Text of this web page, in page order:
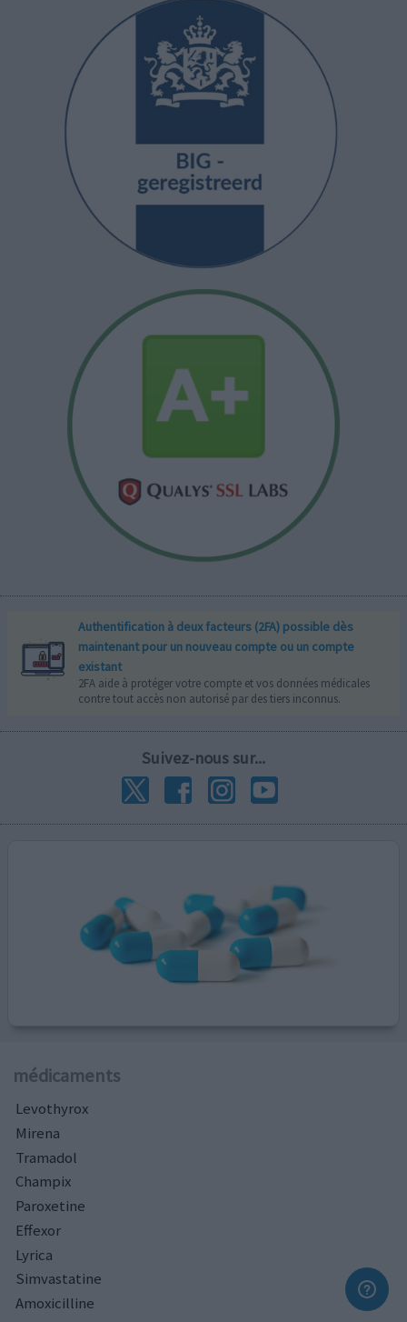
Authentification à deux facteurs (2FA) possible dès
maintenant pour un nouveau compte ou un compte
existant
2FA aide à protéger votre compte et vos données médicales
contre tout accès non autorisé par des tiers inconnus.
Suivez-nous sur...
médicaments
Levothyrox
Mirena
Tramadol
Champix
Paroxetine
Effexor
Lyrica
Simvastatine
Amoxicilline